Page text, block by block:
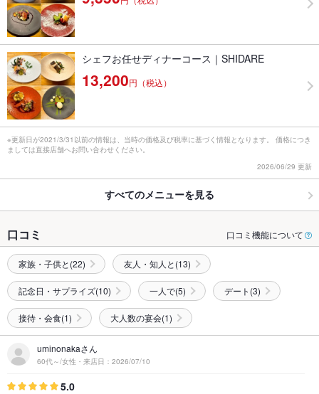
シェフお任せディナーコース｜SHIDARE
13,200円（税込）
※更新日が2021/3/31以前の情報は、当時の価格及び税率に基づく情報となります。 価格につき
ましては直接店舗へお問い合わせください。
2026/06/29 更新
すべてのメニューを見る
口コミ 口コミ機能について
家族・子供と(22) 友人・知人と(13)
記念日・サプライズ(10) 一人で(5) デート(3)
接待・会食(1) 大人数の宴会(1)
uminonakaさん
60代～/女性・来店日：2026/07/10
5.0